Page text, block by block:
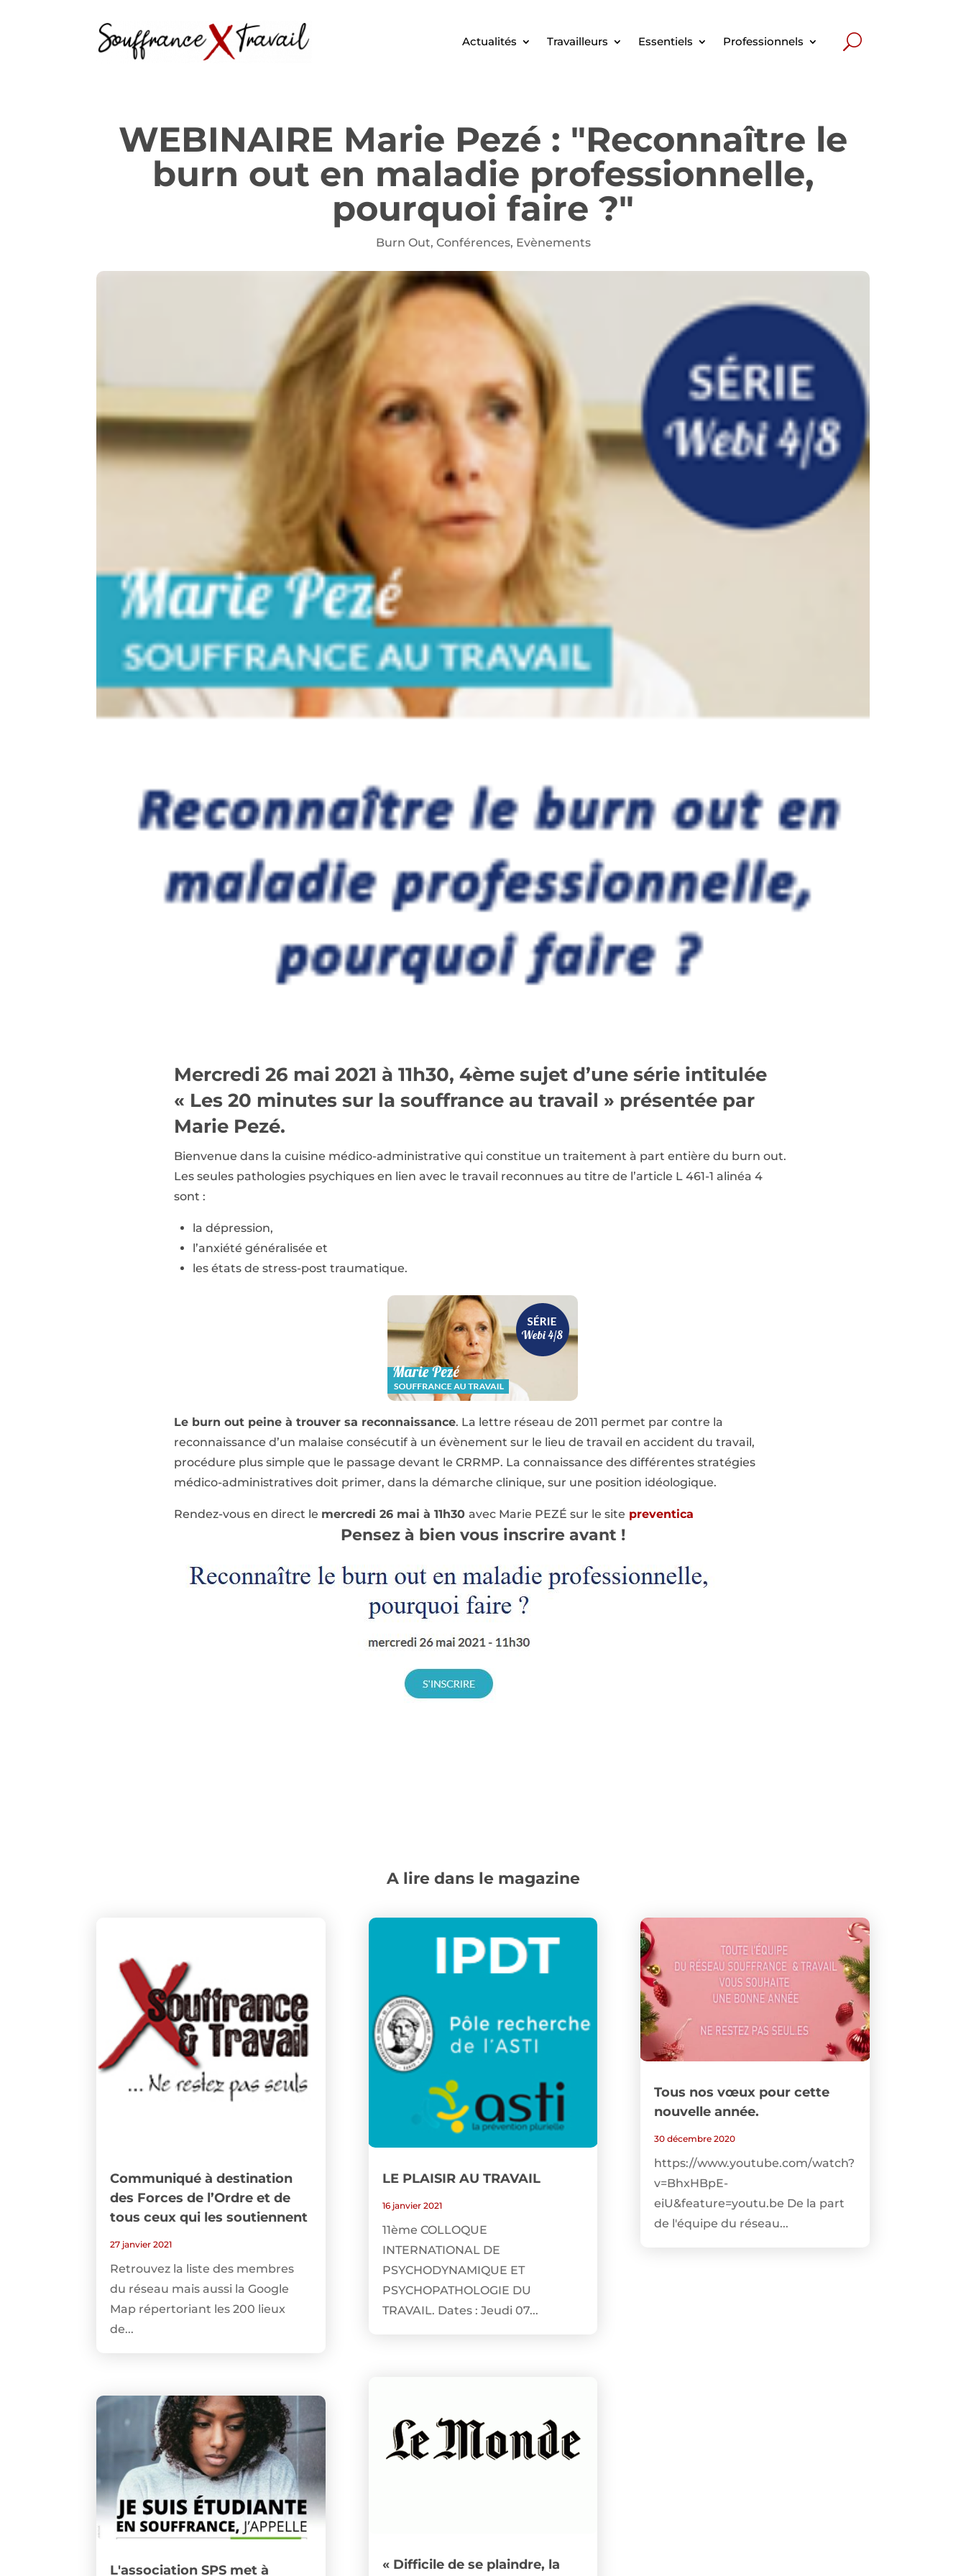
Actualités Travailleurs Essentiels Professionnels
WEBINAIRE Marie Pezé : "Reconnaître le
burn out en maladie professionnelle,
pourquoi faire ?"
Burn Out, Conférences, Evènements
Mercredi 26 mai 2021 à 11h30, 4ème sujet d’une série intitulée
« Les 20 minutes sur la souffrance au travail » présentée par
Marie Pezé.
Bienvenue dans la cuisine médico-administrative qui constitue un traitement à part entière du burn out.
Les seules pathologies psychiques en lien avec le travail reconnues au titre de l’article L 461-1 alinéa 4
sont :
la dépression,
l’anxiété généralisée et
les états de stress-post traumatique.
Le burn out peine à trouver sa reconnaissance. La lettre réseau de 2011 permet par contre la
reconnaissance d’un malaise consécutif à un évènement sur le lieu de travail en accident du travail,
procédure plus simple que le passage devant le CRRMP. La connaissance des différentes stratégies
médico-administratives doit primer, dans la démarche clinique, sur une position idéologique.
Rendez-vous en direct le mercredi 26 mai à 11h30 avec Marie PEZÉ sur le site preventica
Pensez à bien vous inscrire avant !
A lire dans le magazine
Communiqué à destination
des Forces de l’Ordre et de
tous ceux qui les soutiennent
27 janvier 2021
Retrouvez la liste des membres
du réseau mais aussi la Google
Map répertoriant les 200 lieux
de...
L'association SPS met à
LE PLAISIR AU TRAVAIL
16 janvier 2021
11ème COLLOQUE
INTERNATIONAL DE
PSYCHODYNAMIQUE ET
PSYCHOPATHOLOGIE DU
TRAVAIL. Dates : Jeudi 07...
« Difficile de se plaindre, la
Tous nos vœux pour cette
nouvelle année.
30 décembre 2020
https://www.youtube.com/watch?
v=BhxHBpE-
eiU&feature=youtu.be De la part
de l'équipe du réseau...